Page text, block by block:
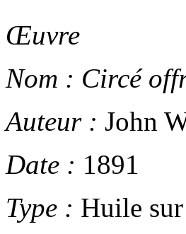
Œuvre
Nom : Circé
Auteur : John
Date : 1891
Type : Huile